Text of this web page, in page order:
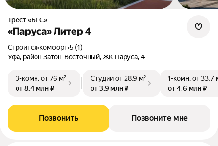
Трест «БГС»
«Паруса» Литер 4
Строится•комфорт•5 (1)
Уфа, район Затон-Восточный, ЖК Паруса, 4
3-комн.от 76 м²
от 8,4 млн ₽
Студииот 28,9 м²
от 3,9 млн ₽
1-комн.от 33,7
от 4,6 млн ₽
Позвонить Позвоните мне